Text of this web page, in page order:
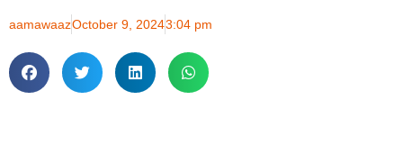
aamawaazOctober 9, 20243:04 pm